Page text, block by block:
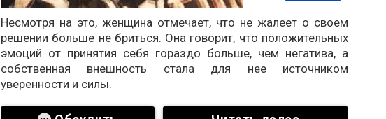
Несмотря на это, женщина отмечает, что не жалеет о своем
решении больше не бриться. Она говорит, что положительных
эмоций от принятия себя гораздо больше, чем негатива, а
собственная внешность стала для нее источником
уверенности и силы.